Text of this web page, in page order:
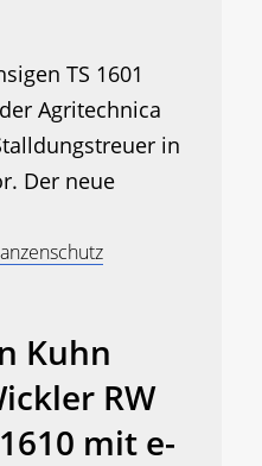
TS 1601
Agritechnica
in
Der neue
Kuhn
RW
mit e-